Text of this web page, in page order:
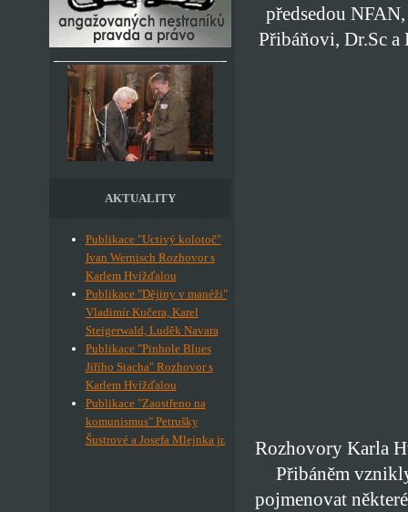
AKTUALITY
Publikace "Uctivý kolotoč"
Ivan Wernisch Rozhovor s
Karlem Hvížďalou
Publikace "Dějiny v manéži"
Vladimír Kučera, Karel
Steigerwald, Luděk Navara
Publikace "Pinhole Blues
Jiřího Stacha" Rozhovor s
Karlem Hvížďalou
Publikace "Zaostřeno na
komunismus" Petrušky
Šustrové a Josefa Mlejnka jr.
předsedou
Přibáňovi, Dr.Sc
Rozhovory Karla
Přibáněm
pojmenovat